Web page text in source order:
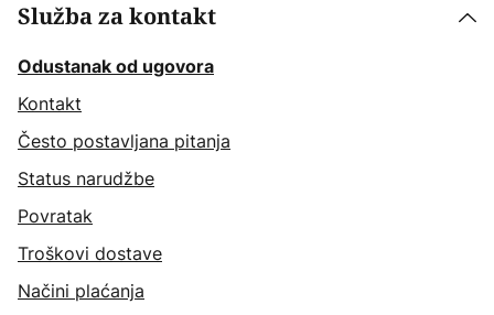
Služba za kontakt
Odustanak od ugovora
Kontakt
Često postavljana pitanja
Status narudžbe
Povratak
Troškovi dostave
Načini plaćanja